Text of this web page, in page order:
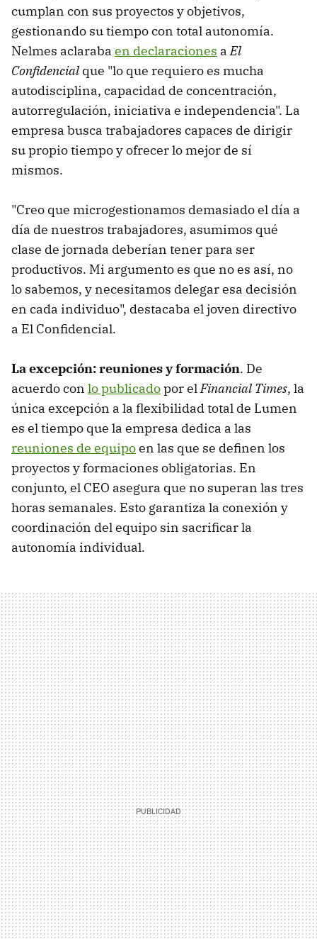
cumplan con sus proyectos y objetivos,
gestionando su tiempo con total autonomía.
Nelmes aclaraba en declaraciones aEl
Confidencialque "lo que requiero es mucha
autodisciplina, capacidad de concentración,
autorregulación, iniciativa e independencia". La
empresa busca trabajadores capaces de dirigir
su propio tiempo y ofrecer lo mejor de sí
mismos.
"Creo que microgestionamos demasiado el día a
día de nuestros trabajadores, asumimos qué
clase de jornada deberían tener para ser
productivos. Mi argumento es que no es así, no
lo sabemos, y necesitamos delegar esa decisión
en cada individuo", destacaba el joven directivo
a El Confidencial.
La excepción: reuniones y formación. De
acuerdo con lo publicadopor elFinancial Times, la
única excepción a la flexibilidad total de Lumen
es el tiempo que la empresa dedica a las
reuniones de equipoen las que se definen los
proyectos y formaciones obligatorias. En
conjunto, el CEO asegura que no superan las tres
horas semanales. Esto garantiza la conexión y
coordinación del equipo sin sacrificar la
autonomía individual.